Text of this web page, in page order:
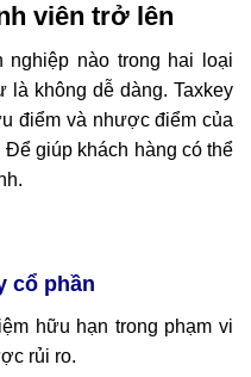
viên trở lên
nào trong hai loại
là không dễ dàng. Taxkey
điểm và nhược điểm của
Để giúp khách hàng có thể
cổ phần
hữu hạn trong phạm vi
rủi ro.